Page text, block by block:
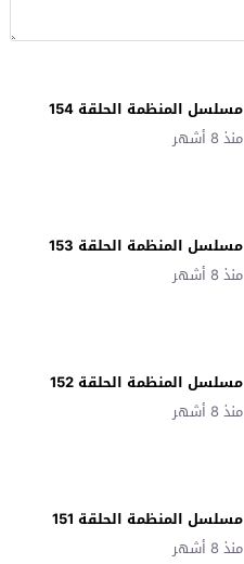
مسلسل المنظمة الحلقة 154
منذ 8 أشهر
مسلسل المنظمة الحلقة 153
منذ 8 أشهر
مسلسل المنظمة الحلقة 152
منذ 8 أشهر
مسلسل المنظمة الحلقة 151
منذ 8 أشهر